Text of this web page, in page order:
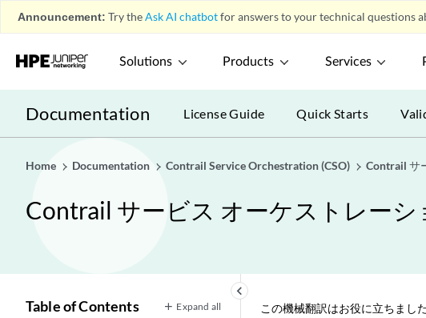
Announcement: Try theAsk AI chatbotfor answers to your technical questions
Solutions Products Services
Documentation License Guide Quick Starts
Home Documentation Contrail Service Orchestration (CSO) Contrail サ
Contrail サービス オーケストレー
keyboard_arrow_left
Table of Contents Expand all この機械翻訳はお役に立ちまし